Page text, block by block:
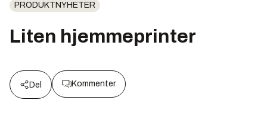
PRODUKTNYHETER
Liten hjemmeprinter
Del Kommenter